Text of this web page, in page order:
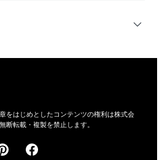
をはじめとしたコンテンツの権利は株式会
断転載・複製を禁止します。